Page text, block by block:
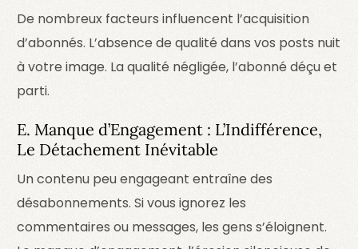
De nombreux facteurs influencent l’acquisition
d’abonnés. L’absence de qualité dans vos posts nuit
à votre image. La qualité négligée, l’abonné déçu et
parti.
E. Manque d’Engagement : L’Indifférence,
Le Détachement Inévitable
Un contenu peu engageant entraîne des
désabonnements. Si vous ignorez les
commentaires ou messages, les gens s’éloignent.
login